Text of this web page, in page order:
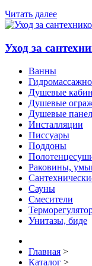
Читать далее
Уход за
Ванны
Душевые
Душевые
Душевые
Инсталляции
Писсуары
Поддоны
Раковины,
Сауны
Смесители
Унитазы, биде
Главная >
Каталог >